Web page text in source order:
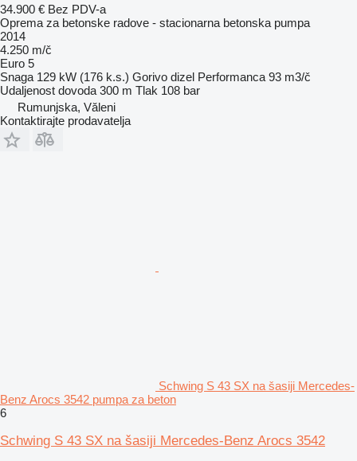
34.900 € Bez PDV-a
Oprema za betonske radove - stacionarna betonska pumpa
2014
4.250 m/č
Euro 5
Snaga 129 kW (176 k.s.) Gorivo dizel Performanca 93 m3/č
Udaljenost dovoda 300 m Tlak 108 bar
Rumunjska, Văleni
Kontaktirajte prodavatelja
Schwing S 43 SX na šasiji Mercedes-
Benz Arocs 3542 pumpa za beton
6
Schwing S 43 SX na šasiji Mercedes-Benz Arocs 3542